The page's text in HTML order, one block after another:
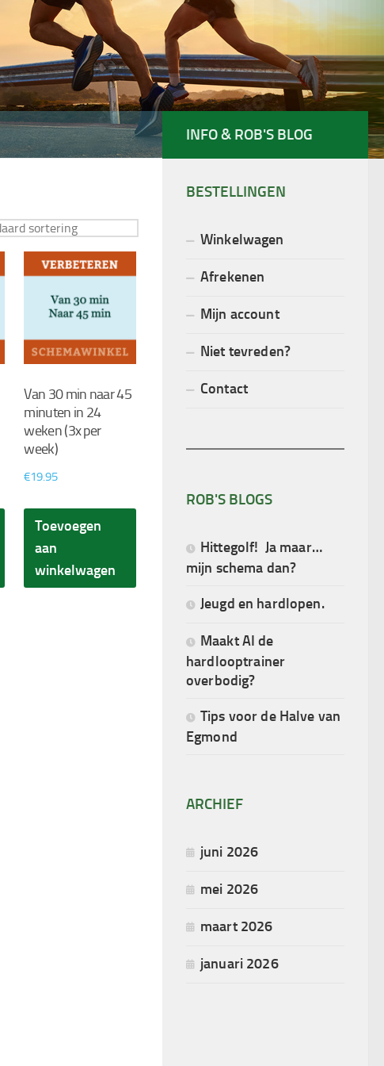
Van 30 min naar 45
minuten in 24
weken (3x per
week)
€19.95
Toevoegen
aan
winkelwagen
INFO & ROB'S BLOG
BESTELLINGEN
Winkelwagen
Afrekenen
Mijn account
Niet tevreden?
Contact
ROB'S BLOGS
Hittegolf! Ja maar…
mijn schema dan?
Jeugd en hardlopen.
Maakt AI de
hardlooptrainer
overbodig?
Tips voor de Halve van
Egmond
ARCHIEF
juni 2026
mei 2026
maart 2026
januari 2026